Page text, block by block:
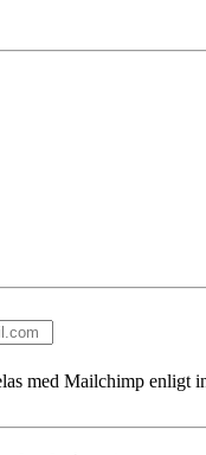
med Mailchimp enligt